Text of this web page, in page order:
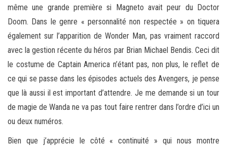
même une grande première si Magneto avait peur du Doctor
Doom. Dans le genre « personnalité non respectée » on tiquera
également sur l’apparition de Wonder Man, pas vraiment raccord
avec la gestion récente du héros par Brian Michael Bendis. Ceci dit
le costume de Captain America n’étant pas, non plus, le reflet de
ce qui se passe dans les épisodes actuels des Avengers, je pense
que là aussi il est important d’attendre. Je me demande si un tour
de magie de Wanda ne va pas tout faire rentrer dans l’ordre d’ici un
ou deux numéros.
Bien que j’apprécie le côté « continuité » qui nous montre